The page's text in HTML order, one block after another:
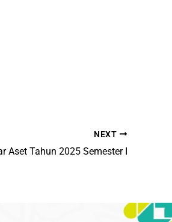
NEXT
Aset Tahun 2025 Semester I